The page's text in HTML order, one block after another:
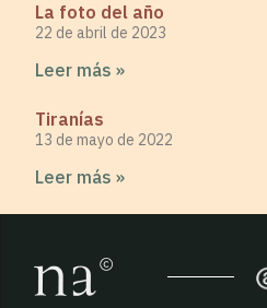
La foto del año
22 de abril de 2023
Leer más »
Tiranías
13 de mayo de 2022
Leer más »